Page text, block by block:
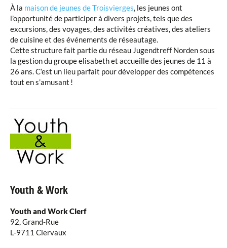
À la maison de jeunes de Troisvierges, les jeunes ont
l’opportunité de participer à divers projets, tels que des
excursions, des voyages, des activités créatives, des ateliers
de cuisine et des événements de réseautage.
Cette structure fait partie du réseau Jugendtreff Norden sous
la gestion du groupe elisabeth et accueille des jeunes de 11 à
26 ans. C’est un lieu parfait pour développer des compétences
tout en s’amusant !
Youth & Work
Youth and Work Clerf
92, Grand-Rue
L-9711 Clervaux